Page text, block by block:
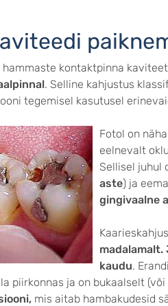
hammaste kontaktpinna
. Selline kahjustus
tegemisel kasutusel
Fotol on
eelnevalt
Sellisel juhul
aste) ja
gingivaalne
madalamalt.
kaudu.
piirkonnas ja on bukaalselt
mis aitab hambakudesid